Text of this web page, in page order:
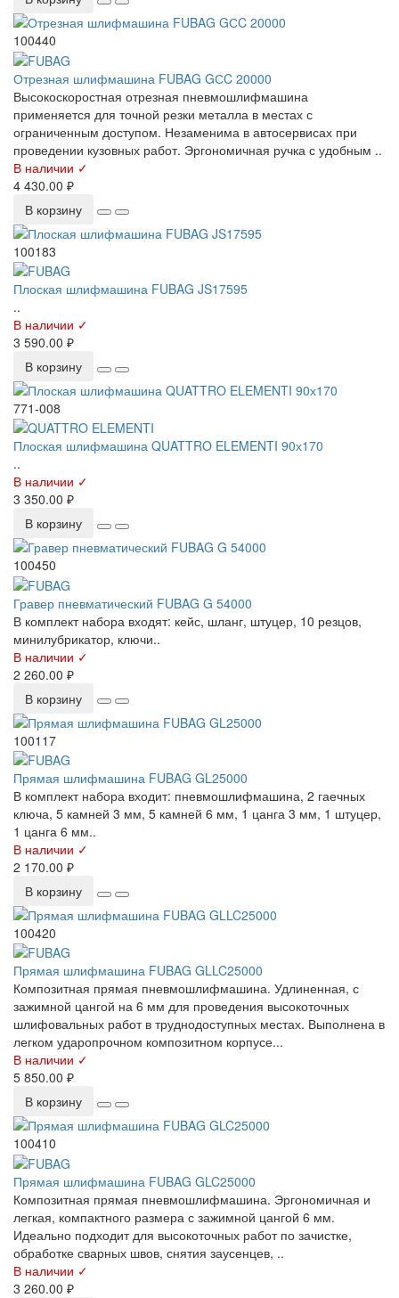
100440
Отрезная шлифмашина FUBAG GСC 20000
Высокоскоростная отрезная пневмошлифмашина
применяется для точной резки металла в местах с
ограниченным доступом. Незаменима в автосервисах при
проведении кузовных работ. Эргономичная ручка с удобным ..
В наличии ✓
4 430.00 ₽
В корзину
100183
Плоская шлифмашина FUBAG JS17595
..
В наличии ✓
3 590.00 ₽
В корзину
771-008
Плоская шлифмашина QUATTRO ELEMENTI 90х170
..
В наличии ✓
3 350.00 ₽
В корзину
100450
Гравер пневматический FUBAG G 54000
В комплект набора входят: кейс, шланг, штуцер, 10 резцов,
минилубрикатор, ключи..
В наличии ✓
2 260.00 ₽
В корзину
100117
Прямая шлифмашина FUBAG GL25000
В комплект набора входит: пневмошлифмашина, 2 гаечных
ключа, 5 камней 3 мм, 5 камней 6 мм, 1 цанга 3 мм, 1 штуцер,
1 цанга 6 мм..
В наличии ✓
2 170.00 ₽
В корзину
100420
Прямая шлифмашина FUBAG GLLC25000
Композитная прямая пневмошлифмашина. Удлиненная, с
зажимной цангой на 6 мм для проведения высокоточных
шлифовальных работ в труднодоступных местах. Выполнена в
легком ударопрочном композитном корпусе...
В наличии ✓
5 850.00 ₽
В корзину
100410
Прямая шлифмашина FUBAG GLC25000
Композитная прямая пневмошлифмашина. Эргономичная и
легкая, компактного размера с зажимной цангой 6 мм.
Идеально подходит для высокоточных работ по зачистке,
обработке сварных швов, снятия заусенцев, ..
В наличии ✓
3 260.00 ₽